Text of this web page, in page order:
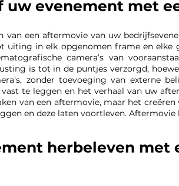
uw evenement met
van een aftermovie van uw
uiting in elk opgenomen frame en elke
camera’s van
is tot in de puntjes verzorgd,
zonder toevoeging van externe
te leggen en het verhaal van uw
van een aftermovie, maar het
en deze laten voortleven. Aftermovie
herbeleven met